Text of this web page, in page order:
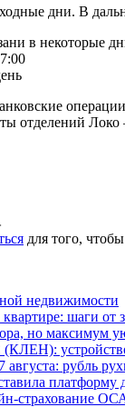
дни. В
в некоторые
отделений
для того,
недвижимости
шаги от
но максимум
августа: рубль
платформу
страхование